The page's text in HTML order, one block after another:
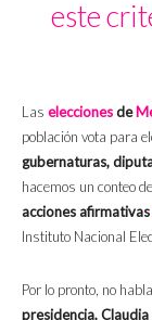
este
Las eleccionesde
población vota para
gubernaturas,
hacemos un conteo
acciones afirmativas
Instituto Nacional
Por lo pronto, no
presidencia,